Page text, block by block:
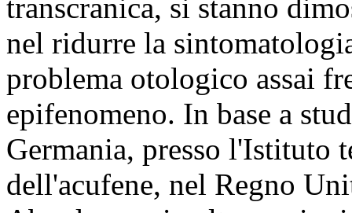
transcranica, si stanno
nel ridurre la
problema otologico assai
epifenomeno. In base a
Germania, presso l'Istituto
dell'acufene, nel Regno